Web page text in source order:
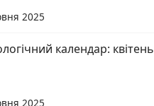
2025
календар: квітень
2025